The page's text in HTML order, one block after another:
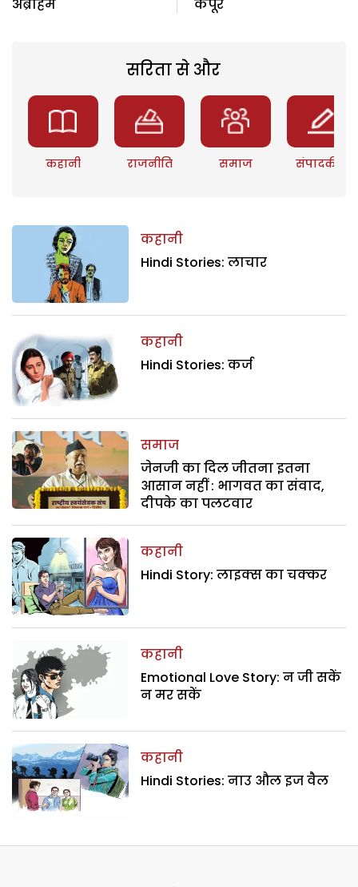
अब्राहम
कपूर
सरिता से और
कहानी राजनीति समाज संपादकीय
कहानी
Hindi Stories: लाचार
कहानी
Hindi Stories: कर्ज
समाज
जेनजी का दिल जीतना इतना
आसान नहीं : भागवत का संवाद,
दीपके का पलटवार
कहानी
Hindi Story: लाइक्स का चक्कर
कहानी
Emotional Love Story: न जी सकें
न मर सकें
कहानी
Hindi Stories: नाउ औल इज वैल